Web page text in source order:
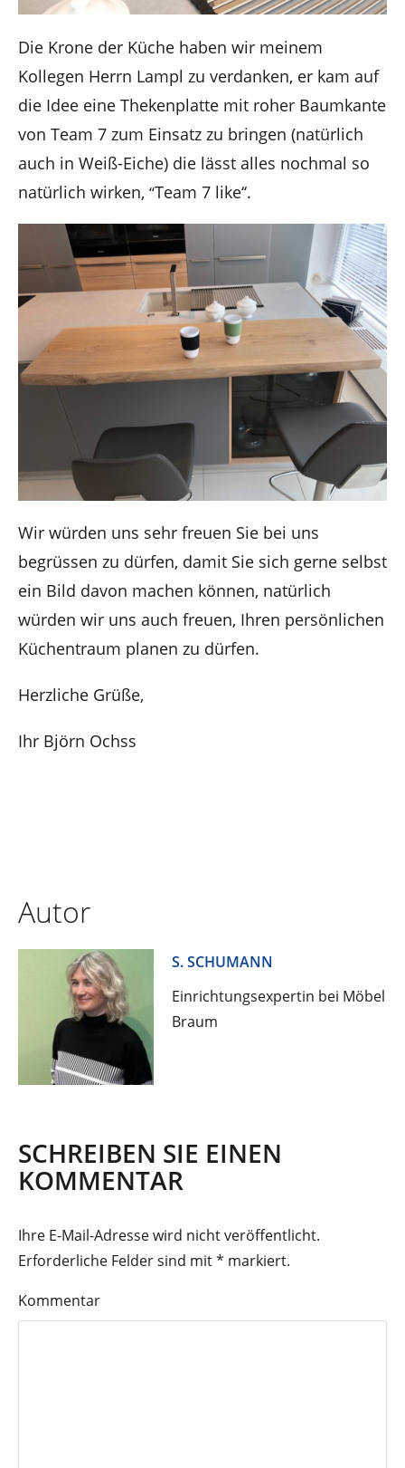
Die Krone der Küche haben wir meinem
Kollegen Herrn Lampl zu verdanken, er kam auf
die Idee eine Thekenplatte mit roher Baumkante
von Team 7 zum Einsatz zu bringen (natürlich
auch in Weiß-Eiche) die lässt alles nochmal so
natürlich wirken, ‘‘Team 7 like‘‘.
Wir würden uns sehr freuen Sie bei uns
begrüssen zu dürfen, damit Sie sich gerne selbst
ein Bild davon machen können, natürlich
würden wir uns auch freuen, Ihren persönlichen
Küchentraum planen zu dürfen.
Herzliche Grüße,
Ihr Björn Ochss
Autor
S. SCHUMANN
Einrichtungsexpertin bei Möbel
Braum
SCHREIBEN SIE EINEN
KOMMENTAR
Ihre E-Mail-Adresse wird nicht veröffentlicht.
Erforderliche Felder sind mit* markiert.
Kommentar